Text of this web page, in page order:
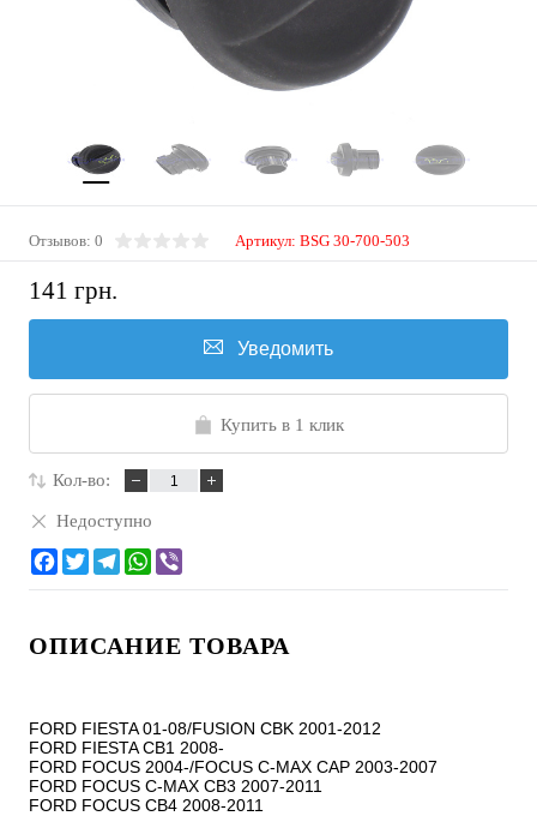
Отзывов: 0 Артикул: BSG 30-700-503
141 грн.
Уведомить
Купить в 1 клик
Кол-во:
Недоступно
ОПИСАНИЕ ТОВАРА
FORD FIESTA 01-08/FUSION CBK 2001-2012
FORD FIESTA CB1 2008-
FORD FOCUS 2004-/FOCUS C-MAX CAP 2003-2007
FORD FOCUS C-MAX CB3 2007-2011
FORD FOCUS CB4 2008-2011